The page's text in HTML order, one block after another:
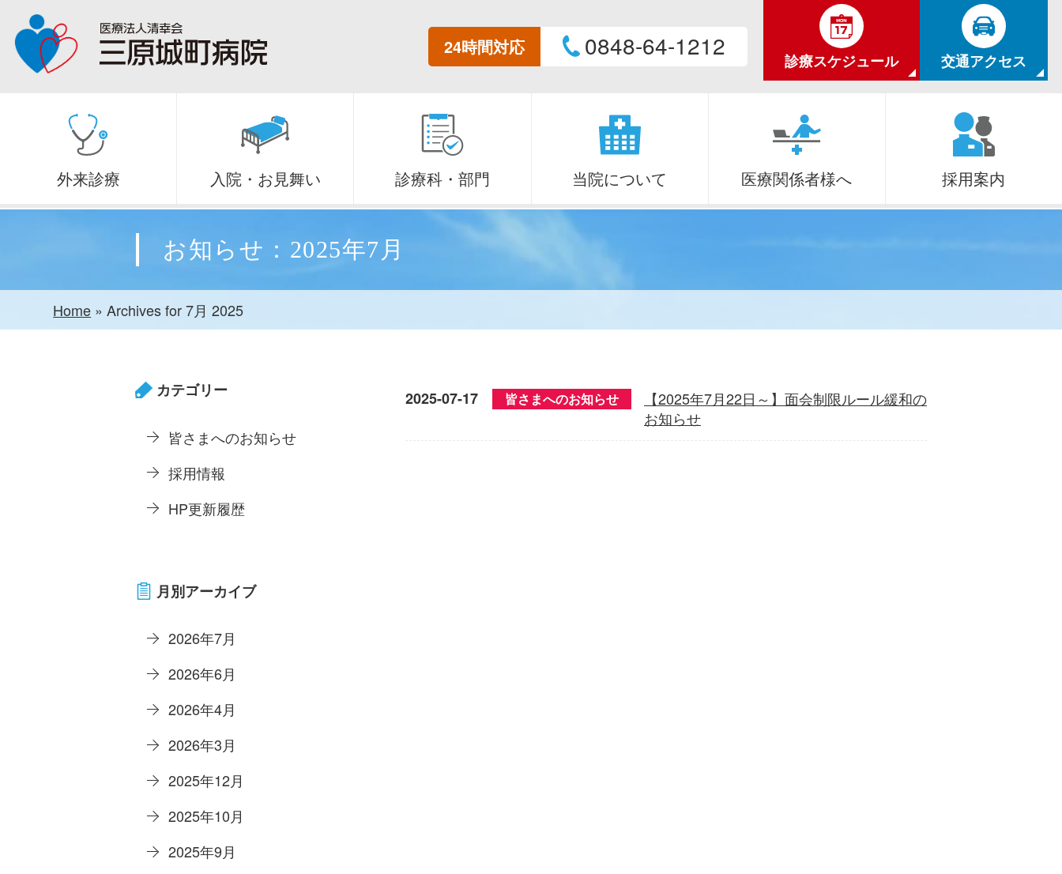
24時間対応 0848-64-1212
診療スケジュール 交通アクセス
外来診療 入院・お見舞い 診療科・部門 当院について 医療関係者様へ 採用案内
お知らせ：2025年7月
Home »Archives for 7月 2025
2025-07-17 皆さまへのお知らせ
【2025年7月22日～】面会制限ルール緩和の
お知らせ
カテゴリー
皆さまへのお知らせ
採用情報
HP更新履歴
月別アーカイブ
2026年7月
2026年6月
2026年4月
2026年3月
2025年12月
2025年10月
2025年9月